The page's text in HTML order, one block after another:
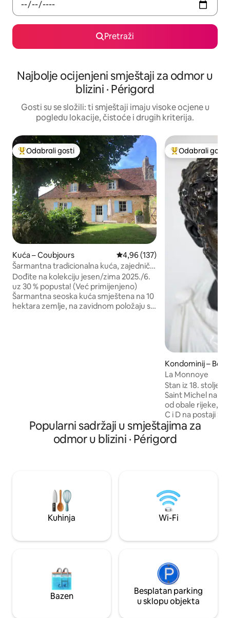
Pretraži
Najbolje ocijenjeni smještaji za odmor u
blizini · Périgord
Gosti su se složili: ti smještaji imaju visoke ocjene u
pogledu lokacije, čistoće i drugih kriterija.
Među najviše rangiranima s oznakom „Odabrali gosti”
Odabrali gosti
Kuća – Coubjours Prosječna ocjena: 4,96/5,
4,96 (137)
Šarmantna tradicionalna kuća, zajednički
luksuzni bazen
Dođite na kolekciju jesen/zima 2025./6.
uz 30 % popusta! (Već primijenjeno)
Šarmantna seoska kuća smještena na 10
hektara zemlje, na zavidnom položaju s
Među najviše
Odabrali gosti
Kondominij –
La Monnoye
Stan iz 18.
Saint Michel na
od obale rijeke,
C i D na postaji
Hôtel de la
Nedavno
opremljen
kupaonica s
Wi-Fi, TV, aparat
parkiralište uz
Popularni sadržaji u smještajima za
odmor u blizini · Périgord
Kuhinja Wi-Fi
Bazen
Besplatan parking
u sklopu objekta